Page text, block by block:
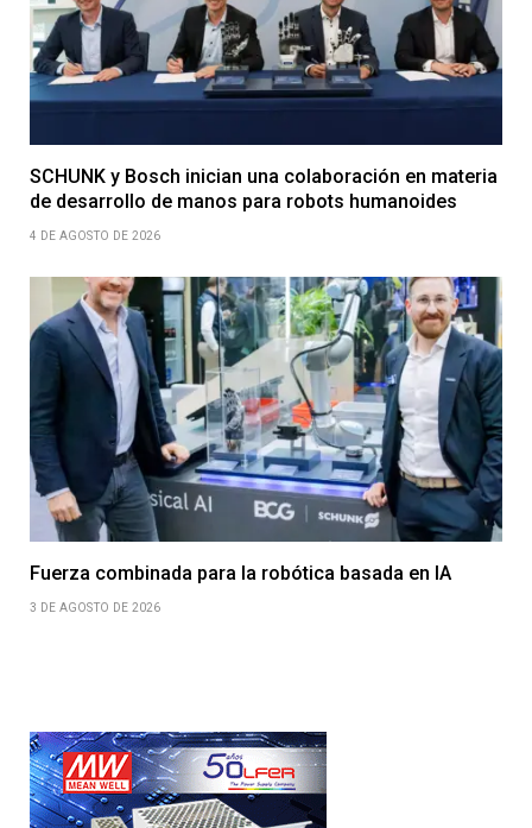
SCHUNK y Bosch inician una colaboración en materia
de desarrollo de manos para robots humanoides
4 DE AGOSTO DE 2026
Fuerza combinada para la robótica basada en IA
3 DE AGOSTO DE 2026